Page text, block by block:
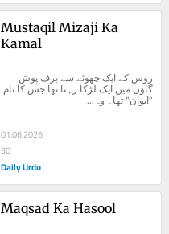
Mustaqil Mizaji Ka
Kamal
"ایوان" تھا۔ وہ...
01.06.2026
30
Daily Urdu
Maqsad Ka Hasool